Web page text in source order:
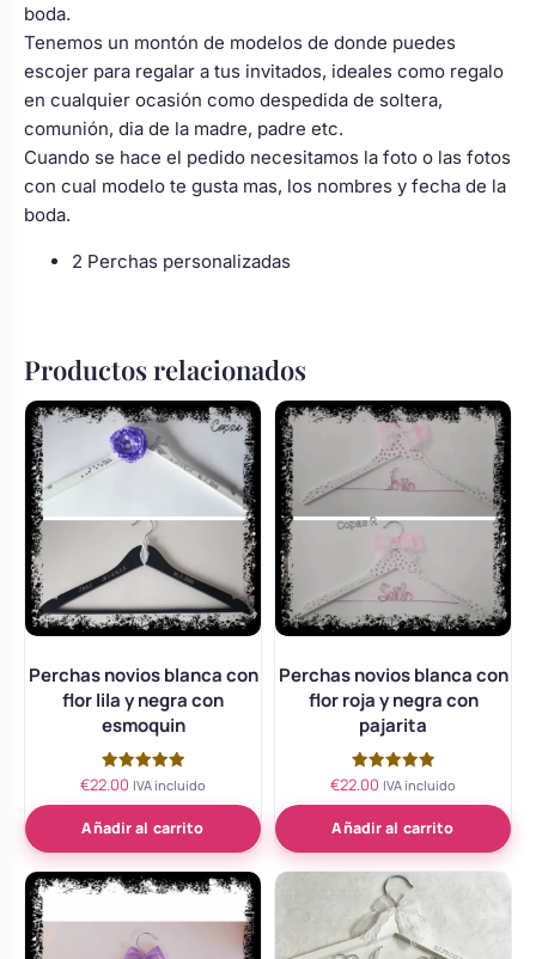
boda.
Tenemos un montón de modelos de donde puedes
escojer para regalar a tus invitados, ideales como regalo
en cualquier ocasión como despedida de soltera,
comunión, dia de la madre, padre etc.
Cuando se hace el pedido necesitamos la foto o las fotos
con cual modelo te gusta mas, los nombres y fecha de la
boda.
2 Perchas personalizadas
Productos relacionados
Perchas novios blanca con
flor lila y negra con
esmoquin
Valorado
con
5.00
de 5
€22.00 IVA incluido
Añadir al carrito
Perchas novios blanca con
flor roja y negra con
pajarita
Valorado
con
5.00
de 5
€22.00 IVA incluido
Añadir al carrito